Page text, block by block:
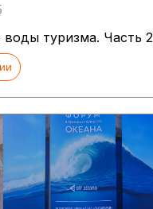
воды туризма. Часть 2